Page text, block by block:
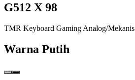
G512 X 98
TMR Keyboard Gaming Analog/Mekanis
Warna Putih